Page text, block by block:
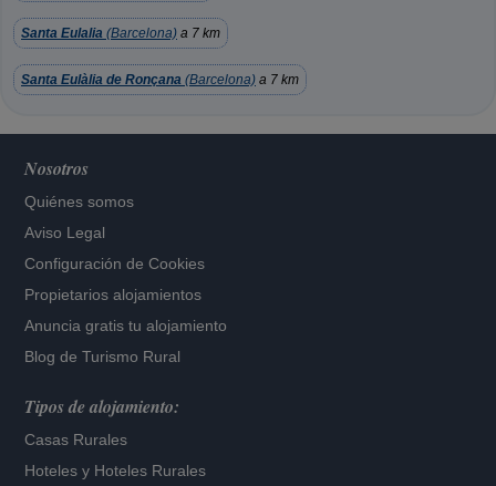
Santa Eulalia (Barcelona) a 7 km
Santa Eulàlia de Ronçana (Barcelona) a 7 km
Nosotros
Quiénes somos
Aviso Legal
Configuración de Cookies
Propietarios alojamientos
Anuncia gratis tu alojamiento
Blog de Turismo Rural
Tipos de alojamiento:
Casas Rurales
Hoteles y Hoteles Rurales